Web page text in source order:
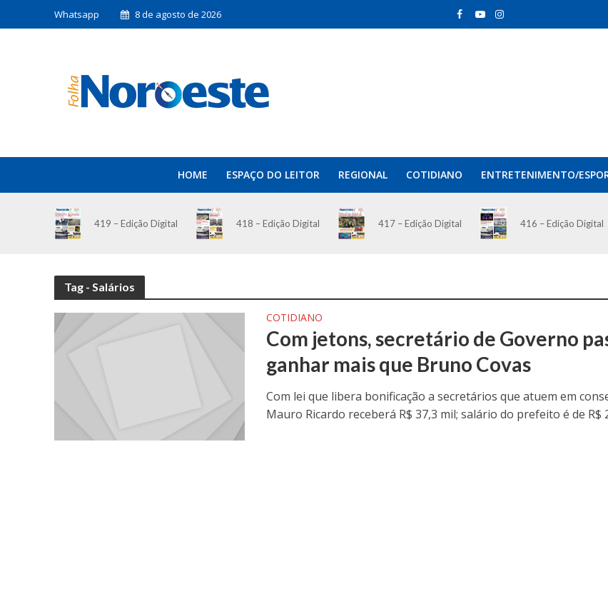
Whatsapp 8 de agosto de 2026
HOME ESPAÇO DO LEITOR REGIONAL COTIDIANO ENTRETENIMENTO/
419 – Edição Digital 418 – Edição Digital 417 – Edição Digital 416 – Edição Digital
Tag - Salários
COTIDIANO
Com jetons, secretário de Governo
ganhar mais que Bruno Covas
Com lei que libera bonificação a secretários que atuem em
Mauro Ricardo receberá R$ 37,3 mil; salário do prefeito é de R$